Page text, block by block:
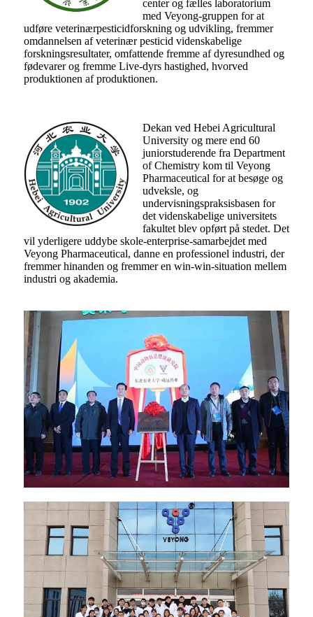
center og fælles laboratorium
med Veyong-gruppen for at
udføre veterinærpesticidforskning og udvikling, fremmer
omdannelsen af ​​veterinær pesticid videnskabelige
forskningsresultater, omfattende fremme af dyresundhed og
fødevarer og fremme Live-dyrs hastighed, hvorved
produktionen af ​​produktionen.
Dekan ved Hebei Agricultural
University og mere end 60
juniorstuderende fra Department
of Chemistry kom til Veyong
Pharmaceutical for at besøge og
udveksle, og
undervisningspraksisbasen for
det videnskabelige universitets
fakultet blev opført på stedet. Det
vil yderligere uddybe skole-enterprise-samarbejdet med
Veyong Pharmaceutical, danne en professionel industri, der
fremmer hinanden og fremmer en win-win-situation mellem
industri og akademia.